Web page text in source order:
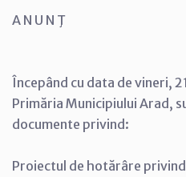
A N U N Ţ
Începând cu data de vineri,
Primăria Municipiului Arad,
documente privind:
Proiectul de hotărâre